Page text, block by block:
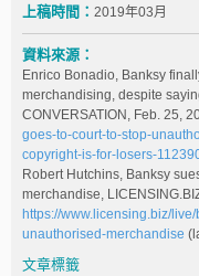
上稿時間： 2019年03月
資料來源：
Enrico Bonadio, Banksy
merchandising, despite
CONVERSATION, Feb. 25,
goes-to-court-to-stop-
copyright-is-for-losers-
Robert Hutchins, Banksy
merchandise,
https://www.licensing.biz/
unauthorised-merchandise
文章標籤